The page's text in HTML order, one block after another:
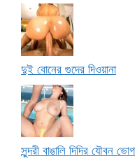
দুই বোনের গুদের দিওয়ানা
সুন্দরী বাঙালি দিদির যৌবন ভোগ